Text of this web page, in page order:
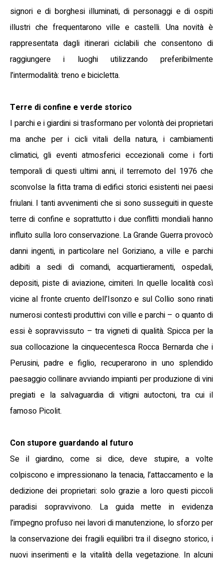
signori e di borghesi illuminati, di personaggi e di ospiti
illustri che frequentarono ville e castelli. Una novità è
rappresentata dagli itinerari ciclabili che consentono di
raggiungere i luoghi utilizzando preferibilmente
l’intermodalità: treno e bicicletta.
Terre di confine e verde storico
I parchi e i giardini si trasformano per volontà dei proprietari
ma anche per i cicli vitali della natura, i cambiamenti
climatici, gli eventi atmosferici eccezionali come i forti
temporali di questi ultimi anni, il terremoto del 1976 che
sconvolse la fitta trama di edifici storici esistenti nei paesi
friulani. I tanti avvenimenti che si sono susseguiti in queste
terre di confine e soprattutto i due conflitti mondiali hanno
influito sulla loro conservazione. La Grande Guerra provocò
danni ingenti, in particolare nel Goriziano, a ville e parchi
adibiti a sedi di comandi, acquartieramenti, ospedali,
depositi, piste di aviazione, cimiteri. In quelle località così
vicine al fronte cruento dell’Isonzo e sul Collio sono rinati
numerosi contesti produttivi con ville e parchi – o quanto di
essi è sopravvissuto – tra vigneti di qualità. Spicca per la
sua collocazione la cinquecentesca Rocca Bernarda che i
Perusini, padre e figlio, recuperarono in uno splendido
paesaggio collinare avviando impianti per produzione di vini
pregiati e la salvaguardia di vitigni autoctoni, tra cui il
famoso Picolit.
Con stupore guardando al futuro
Se il giardino, come si dice, deve stupire, a volte
colpiscono e impressionano la tenacia, l’attaccamento e la
dedizione dei proprietari: solo grazie a loro questi piccoli
paradisi sopravvivono. La guida mette in evidenza
l’impegno profuso nei lavori di manutenzione, lo sforzo per
la conservazione dei fragili equilibri tra il disegno storico, i
nuovi inserimenti e la vitalità della vegetazione. In alcuni